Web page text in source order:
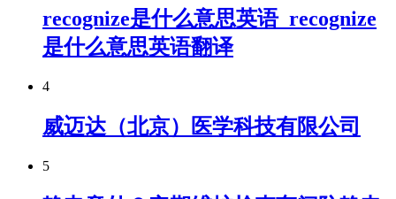
recognize是什么意思英语_recognize
是什么意思英语翻译
4
威迈达（北京）医学科技有限公司
5